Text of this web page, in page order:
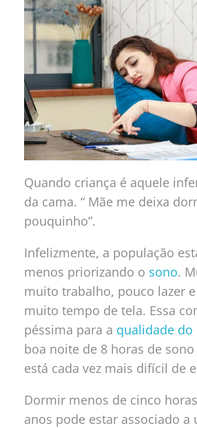
Quando criança é aquele
da cama. “ Mãe me deixa
pouquinho”.
Infelizmente, a população
menos priorizando o sono.
muito trabalho, pouco lazer
muito tempo de tela. Essa
péssima para a qualidade do
boa noite de 8 horas de
está cada vez mais difícil de
Dormir menos de cinco
anos pode estar associado a